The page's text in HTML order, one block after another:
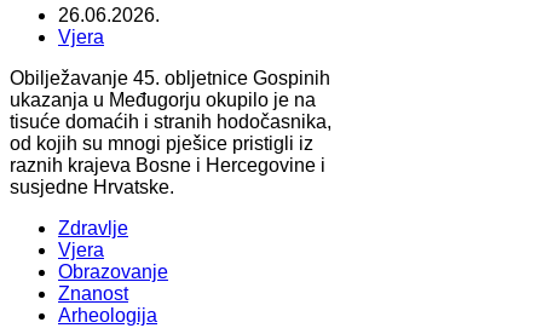
26.06.2026.
Vjera
Obilježavanje 45. obljetnice Gospinih
ukazanja u Međugorju okupilo je na
tisuće domaćih i stranih hodočasnika,
od kojih su mnogi pješice pristigli iz
raznih krajeva Bosne i Hercegovine i
susjedne Hrvatske.
Zdravlje
Vjera
Obrazovanje
Znanost
Arheologija